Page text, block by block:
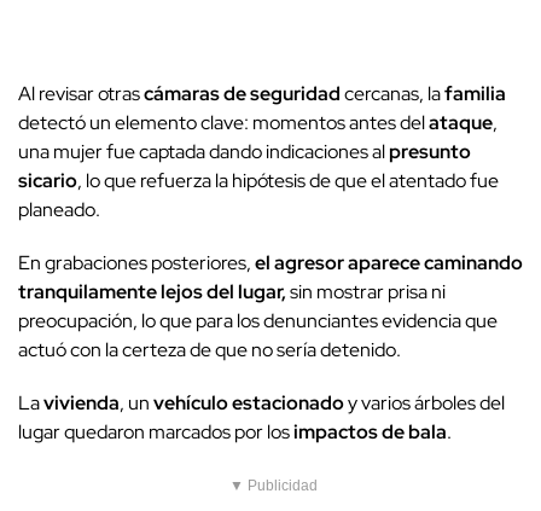
Al revisar otrascámaras de seguridadcercanas, lafamilia
detectó un elemento clave: momentos antes delataque,
una mujer fue captada dando indicaciones alpresunto
sicario, lo que refuerza la hipótesis de que el atentado fue
planeado.
En grabaciones posteriores,el agresor aparece caminando
tranquilamente lejos del lugar,sin mostrar prisa ni
preocupación, lo que para los denunciantes evidencia que
actuó con la certeza de que no sería detenido.
Lavivienda, unvehículo estacionadoy varios árboles del
lugar quedaron marcados por losimpactos de bala.
▼ Publicidad